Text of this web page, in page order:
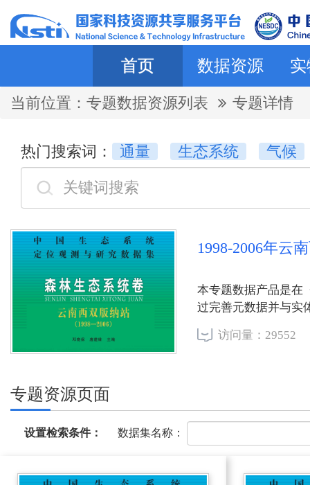
首页 数据资源
当前位置： 专题数据资源列表 专题详情
热门搜索词： 通量 生态系统 气候
1998-2006年云
本专题数据产品是在
过完善元数据并与实
访问量：29552
专题资源页面
设置检索条件： 数据集名称：